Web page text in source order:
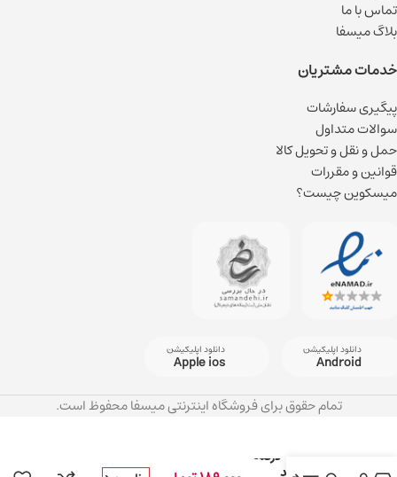
تماس با ما
بلاگ میسفا
خدمات مشتریان
پیگیری سفارشات
سوالات متداول
حمل و نقل و تحویل کالا
قوانین و مقررات
میسکوین چیست؟
دانلود اپلیکیشن
Android
دانلود اپلیکیشن
Apple ios
تمام حقوق برای فروشگاه اینترنتی میسفا محفوظ است.
آلوئه ورا ۹۷ درصد